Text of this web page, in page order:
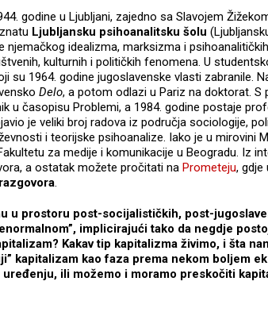
godine u Ljubljani, zajedno sa Slavojem
Ljubljansku psihoanalitsku šolu
njemačkog idealizma, marksizma i
kulturnih i političkih fenomena. U
su 1964. godine jugoslavenske vlasti zabranile.
Delo, a potom odlazi u Pariz na doktorat. S
u časopisu Problemi, a 1984. godine postaje
je veliki broj radova iz područja sociologije,
i teorijske psihoanalize. Iako je u mirovini
za medije i komunikacije u Beogradu. Iz
a ostatak možete pročitati na Prometeju, gdje
.
u prostoru post-socijalističkih, post-
implicirajući tako da negdje
Kakav tip kapitalizma živimo, i šta
kapitalizam kao faza prema nekom boljem
ili možemo i moramo preskočiti